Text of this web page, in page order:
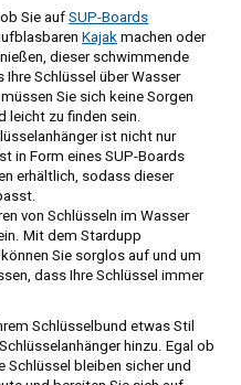
Sie aufSUP-Boards
Kajakmachen oder
dieser schwimmende
Schlüssel über Wasser
Sie sich keine Sorgen
leicht zu finden sein.
ist nicht nur
in Form eines SUP-Boards
erhältlich, sodass dieser
von Schlüsseln im Wasser
Mit dem Stardupp
Sie sorglos auf und um
dass Ihre Schlüssel immer
Schlüsselbund etwas Stil
hinzu. Egal ob
Schlüssel bleiben sicher und